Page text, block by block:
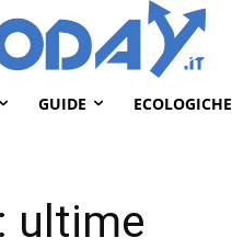
GUIDE ECOLOGICHE
ultime